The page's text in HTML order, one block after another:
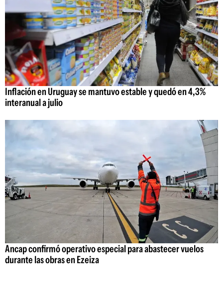
Inflación en Uruguay se mantuvo estable y quedó en 4,3%
interanual a julio
Ancap confirmó operativo especial para abastecer vuelos
durante las obras en Ezeiza